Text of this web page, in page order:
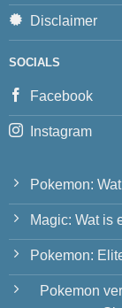
Disclaimer
SOCIALS
Facebook
Instagram
Pokemon:
Magic: Wat is
Pokemon:
Pokemon